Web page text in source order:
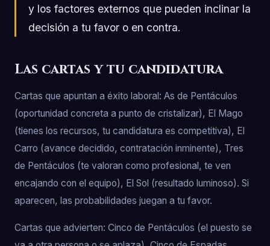
y los factores externos que pueden inclinar la
decisión a tu favor o en contra.
Las cartas y tu candidatura
Cartas que apuntan a éxito laboral: As de Pentáculos
(oportunidad concreta a punto de cristalizar), El Mago
(tienes los recursos, tu candidatura es competitiva), El
Carro (avance decidido, contratación inminente), Tres
de Pentáculos (te valoran como profesional, te ven
encajando con el equipo), El Sol (resultado luminoso). Si
aparecen, las probabilidades juegan a tu favor.
Cartas que advierten: Cinco de Pentáculos (el puesto se